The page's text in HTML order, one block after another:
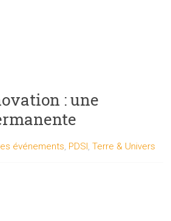
: une
événements, PDSI,Terre & Univers